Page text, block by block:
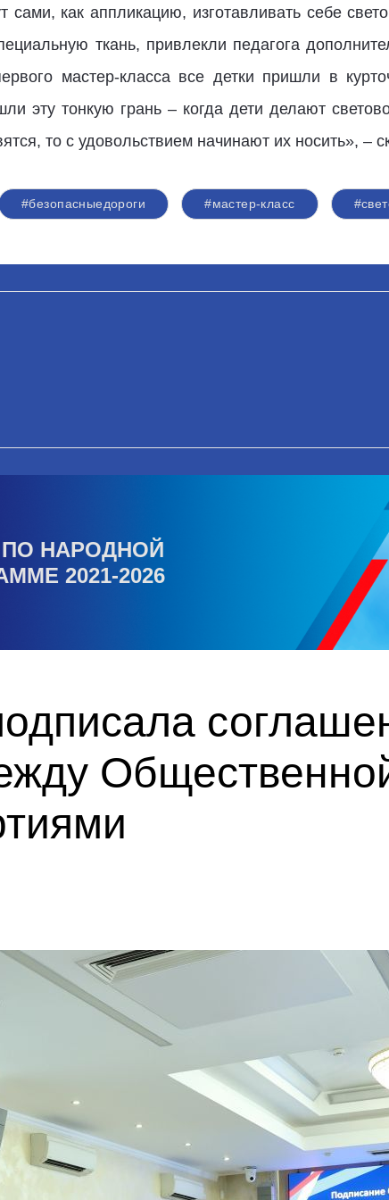
сами, как аппликацию, изготавливать себе
ткань, привлекли педагога
мастер-класса все детки пришли в
эту тонкую грань – когда дети делают
то с удовольствием начинают их носить», –
#безопасныедороги #мастер-класс
НАРОДНОЙ
2021-2026